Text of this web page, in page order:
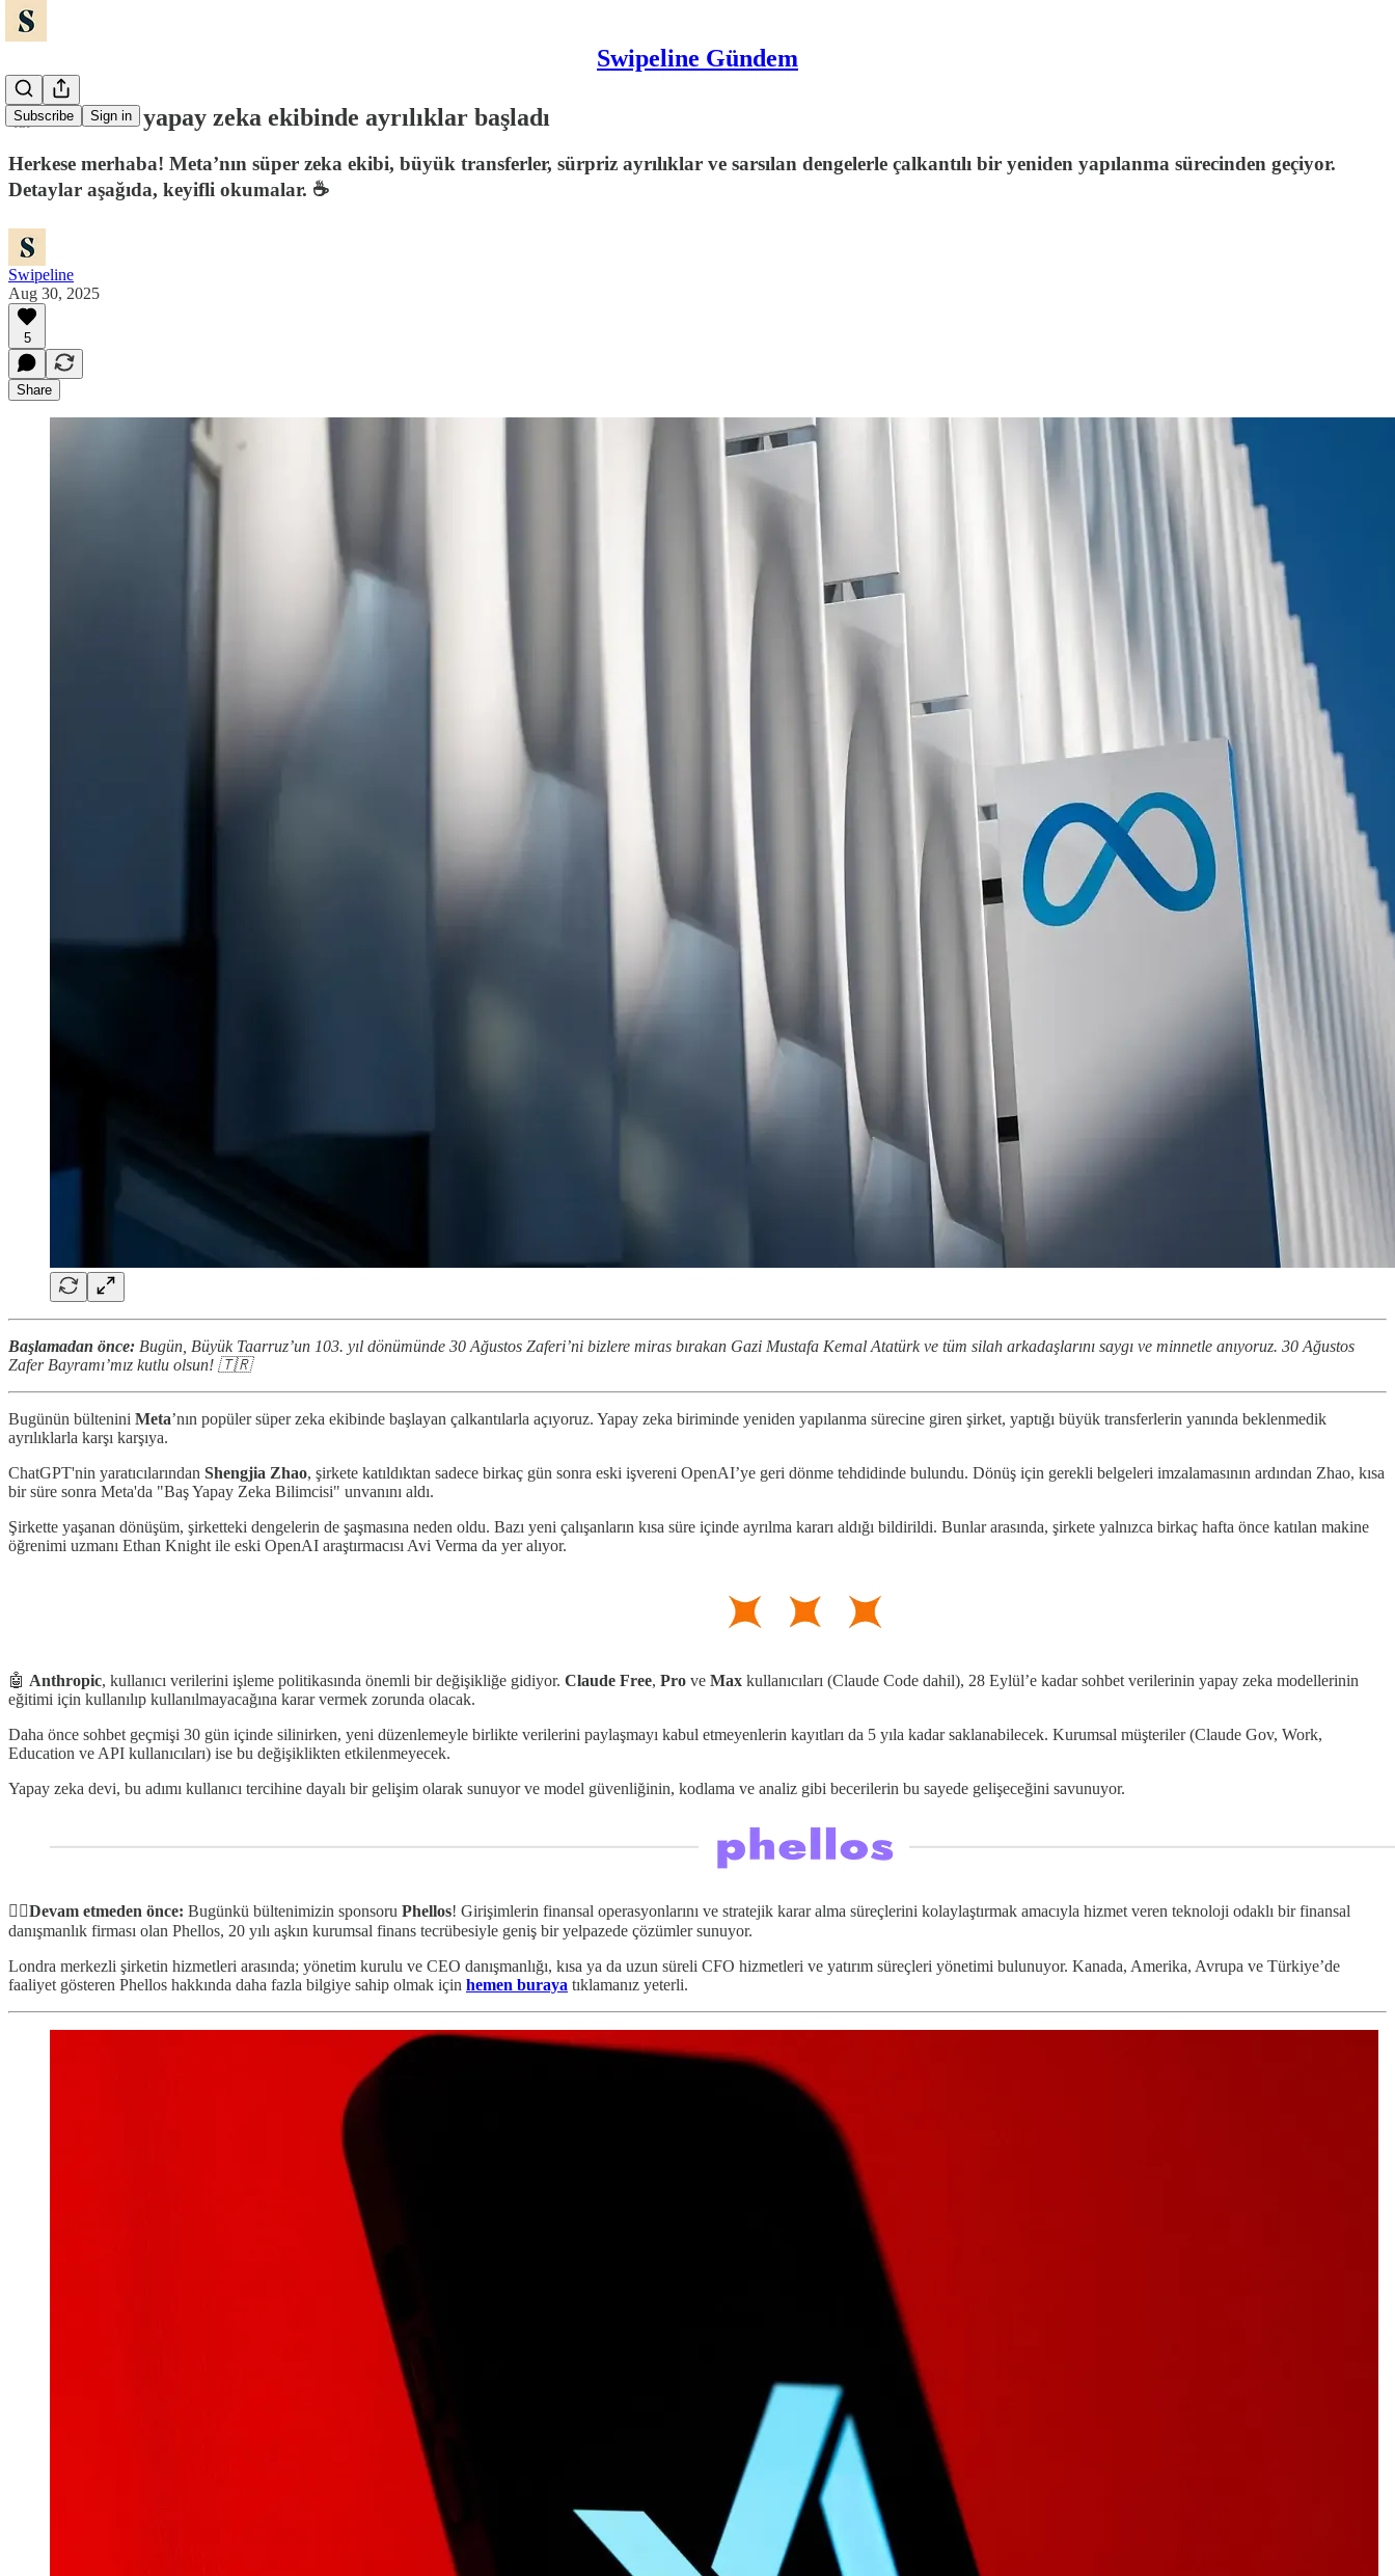
Swipeline Gündem
Subscribe Sign in
🫣 Meta'nın yapay zeka ekibinde ayrılıklar başladı
Herkese merhaba! Meta’nın süper zeka ekibi, büyük transferler, sürpriz ayrılıklar ve sarsılan dengelerle çalkantılı bir yeniden yapılanma sürecinden geçiyor.
Detaylar aşağıda, keyifli okumalar. ☕️
Swipeline
Aug 30, 2025
5
Share
Başlamadan önce: Bugün, Büyük Taarruz’un 103. yıl dönümünde 30 Ağustos Zaferi’ni bizlere miras bırakan Gazi Mustafa Kemal Atatürk ve tüm silah arkadaşlarını saygı ve minnetle anıyoruz. 30 Ağustos
Zafer Bayramı’mız kutlu olsun! 🇹🇷
Bugünün bültenini Meta’nın popüler süper zeka ekibinde başlayan çalkantılarla açıyoruz. Yapay zeka biriminde yeniden yapılanma sürecine giren şirket, yaptığı büyük transferlerin yanında beklenmedik
ayrılıklarla karşı karşıya.
ChatGPT'nin yaratıcılarından Shengjia Zhao, şirkete katıldıktan sadece birkaç gün sonra eski işvereni OpenAI’ye geri dönme tehdidinde bulundu. Dönüş için gerekli belgeleri imzalamasının ardından Zhao, kısa
bir süre sonra Meta'da "Baş Yapay Zeka Bilimcisi" unvanını aldı.
Şirkette yaşanan dönüşüm, şirketteki dengelerin de şaşmasına neden oldu. Bazı yeni çalışanların kısa süre içinde ayrılma kararı aldığı bildirildi. Bunlar arasında, şirkete yalnızca birkaç hafta önce katılan makine
öğrenimi uzmanı Ethan Knight ile eski OpenAI araştırmacısı Avi Verma da yer alıyor.
🤖 Anthropic, kullanıcı verilerini işleme politikasında önemli bir değişikliğe gidiyor. Claude Free, Pro ve Max kullanıcıları (Claude Code dahil), 28 Eylül’e kadar sohbet verilerinin yapay zeka modellerinin
eğitimi için kullanılıp kullanılmayacağına karar vermek zorunda olacak.
Daha önce sohbet geçmişi 30 gün içinde silinirken, yeni düzenlemeyle birlikte verilerini paylaşmayı kabul etmeyenlerin kayıtları da 5 yıla kadar saklanabilecek. Kurumsal müşteriler (Claude Gov, Work,
Education ve API kullanıcıları) ise bu değişiklikten etkilenmeyecek.
Yapay zeka devi, bu adımı kullanıcı tercihine dayalı bir gelişim olarak sunuyor ve model güvenliğinin, kodlama ve analiz gibi becerilerin bu sayede gelişeceğini savunuyor.
✋🏻Devam etmeden önce: Bugünkü bültenimizin sponsoru Phellos! Girişimlerin finansal operasyonlarını ve stratejik karar alma süreçlerini kolaylaştırmak amacıyla hizmet veren teknoloji odaklı bir finansal
danışmanlık firması olan Phellos, 20 yılı aşkın kurumsal finans tecrübesiyle geniş bir yelpazede çözümler sunuyor.
Londra merkezli şirketin hizmetleri arasında; yönetim kurulu ve CEO danışmanlığı, kısa ya da uzun süreli CFO hizmetleri ve yatırım süreçleri yönetimi bulunuyor. Kanada, Amerika, Avrupa ve Türkiye’de
faaliyet gösteren Phellos hakkında daha fazla bilgiye sahip olmak için hemen buraya tıklamanız yeterli.